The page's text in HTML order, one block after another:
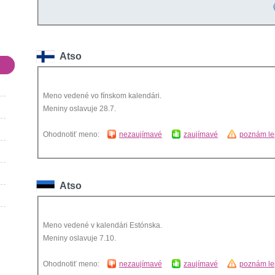
Atso
Meno vedené vo fínskom kalendári.
Meniny oslavuje 28.7.
Ohodnotiť meno: nezaujímavé zaujímavé poznám
Atso
Meno vedené v kalendári Estónska.
Meniny oslavuje 7.10.
Ohodnotiť meno: nezaujímavé zaujímavé poznám